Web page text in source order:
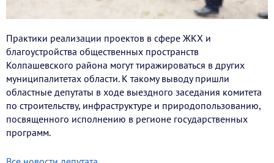
Практики реализации проектов в сфере ЖКХ и
благоустройства общественных пространств
Колпашевского района могут тиражироваться в других
муниципалитетах области. К такому выводу пришли
областные депутаты в ходе выездного заседания комитета
по строительству, инфраструктуре и природопользованию,
посвященного исполнению в регионе государственных
программ.